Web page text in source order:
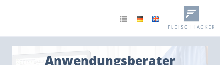
Anwendungsberater